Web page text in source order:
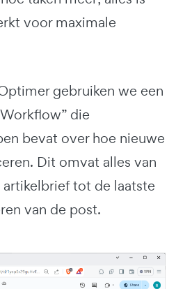
voor maximale
gebruiken we een
die
bevat over hoe nieuwe
Dit omvat alles van
tot de laatste
van de post.